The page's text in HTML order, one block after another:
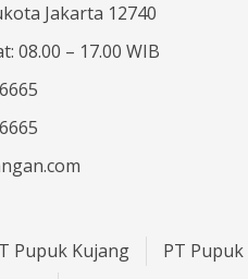
Jakarta 12740
08.00 – 17.00 WIB
Pupuk Kujang PT